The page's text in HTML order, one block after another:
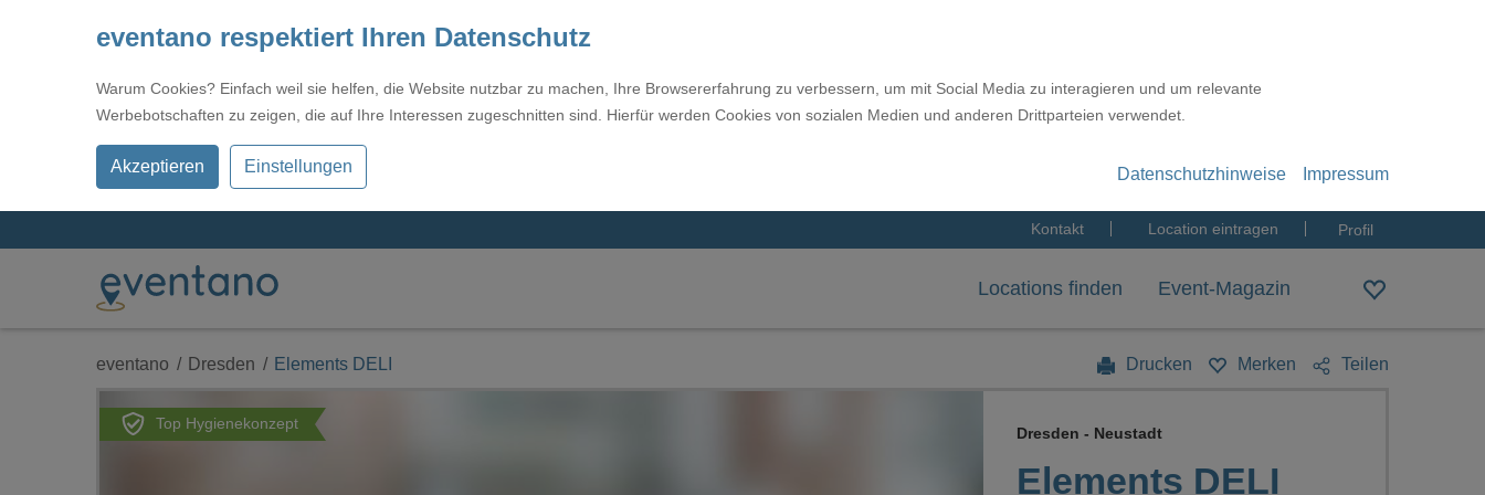
eventano respektiert Ihren Datenschutz
Warum Cookies? Einfach weil sie helfen, die Website nutzbar zu machen, Ihre Browsererfahrung zu verbessern, um mit Social Media zu interagieren und um relevante
Werbebotschaften zu zeigen, die auf Ihre Interessen zugeschnitten sind. Hierfür werden Cookies von sozialen Medien und anderen Drittparteien verwendet.
Akzeptieren Einstellungen Datenschutzhinweise Impressum
Kontakt Location eintragen Profil
Locations finden Event-Magazin
eventano Dresden Elements DELI Drucken Merken Teilen
Top Hygienekonzept
Elements DELI
Dresden - Neustadt